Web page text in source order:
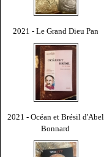
2021 - Le Grand Dieu Pan
2021 - Océan et Brésil d'Abel
Bonnard